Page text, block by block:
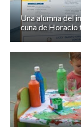
Una alumna del
cuna de